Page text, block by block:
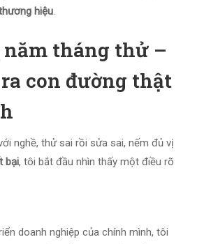
hiệu.
tháng thử –
con đường thật
nghề, thử sai rồi sửa sai, nếm đủ vị
bại, tôi bắt đầu nhìn thấy một điều rõ
doanh nghiệp của chính mình, tôi